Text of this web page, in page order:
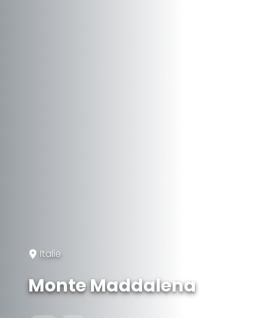
Italië
Monte Maddalena